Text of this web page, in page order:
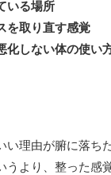
いる場所
を取り直す感覚
化しない体の使い
い理由が腑に落ちた
うより、整った感